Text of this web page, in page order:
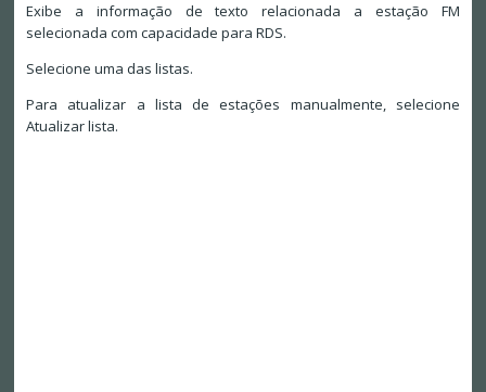
Exibe a informação de texto relacionada a estação FM
selecionada com capacidade para RDS.
Selecione uma das listas.
Para atualizar a lista de estações manualmente, selecione
Atualizar lista.